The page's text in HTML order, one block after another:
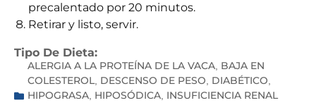
precalentado por 20 minutos.
Retirar y listo, servir.
Tipo De Dieta:
ALERGIA A LA PROTEÍNA DE LA VACA BAJA EN
COLESTEROL DESCENSO DE PESO DIABÉTICO
HIPOGRASA HIPOSÓDICA INSUFICIENCIA RENAL